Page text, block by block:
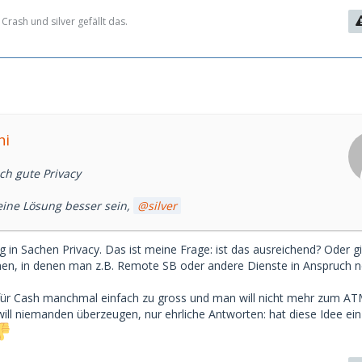
und silver gefällt das.
gute Privacy
Lösung besser sein, silver
in Sachen Privacy. Das ist meine Frage: ist das ausreichend? Oder
in denen man z.B. Remote SB oder andere Dienste in Anspruch
Cash manchmal einfach zu gross und man will nicht mehr zum
niemanden überzeugen, nur ehrliche Antworten: hat diese Idee